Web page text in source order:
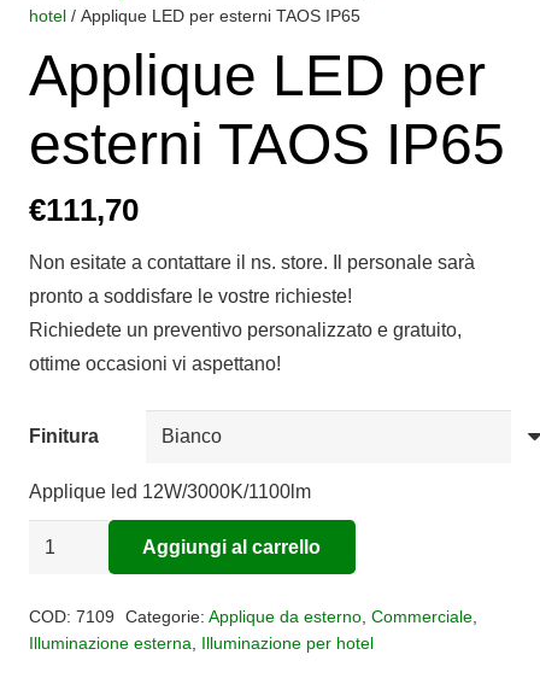
hotel / Applique LED per esterni TAOS IP65
Applique LED per
esterni TAOS IP65
€111,70
Non esitate a contattare il ns. store. Il personale sarà
pronto a soddisfare le vostre richieste!
Richiedete un preventivo personalizzato e gratuito,
ottime occasioni vi aspettano!
Finitura
Applique led 12W/3000K/1100lm
Applique
esterni
Aggiungi al carrello
COD: 7109 Categorie: Applique da esterno, Commerciale,
Illuminazione esterna
Illuminazione per hotel